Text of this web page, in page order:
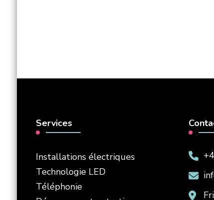
Services
Installations électriques
Technologie LED
Téléphonie